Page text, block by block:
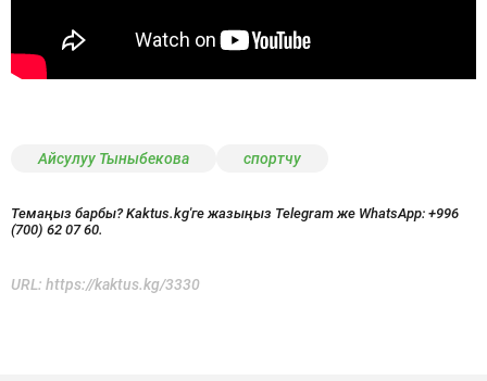
Айсулуу Тыныбекова спортчу
Темаңыз барбы? Kaktus.kg'ге жазыңыз Telegram же WhatsApp: +996
(700) 62 07 60.
URL: https://kaktus.kg/3330